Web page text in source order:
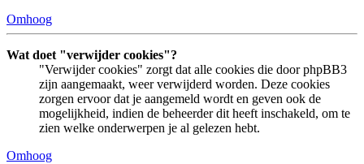
Omhoog
Wat doet "verwijder cookies"?
"Verwijder cookies" zorgt dat alle cookies die door phpBB3
zijn aangemaakt, weer verwijderd worden. Deze cookies
zorgen ervoor dat je aangemeld wordt en geven ook de
mogelijkheid, indien de beheerder dit heeft inschakeld, om te
zien welke onderwerpen je al gelezen hebt.
Omhoog